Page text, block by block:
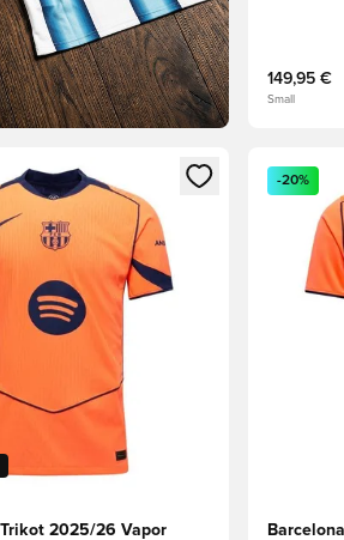
149,95 €
Small
Fenster zum Anmelden oder
2025/26 Vapor
Öffnet
-20%